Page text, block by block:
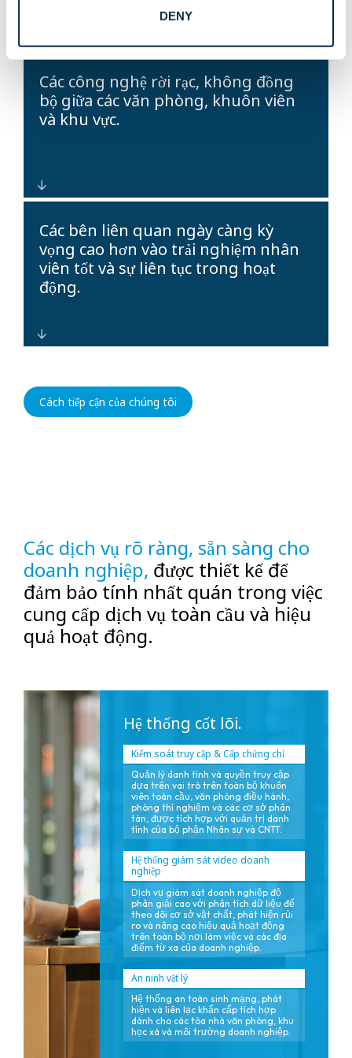
DENY
sàng cho kiểm toán.
Các mẫu thiết kế tiêu chuẩn hóa,
giám sát tập trung và mô hình triển
khai lặp lại giúp đảm bảo quy mô và
tính nhất quán toàn cầu đồng thời
Các công nghệ rời rạc, không đồng
bộ giữa các văn phòng, khuôn viên
và khu vực.
Các nền tảng kiến ​​trúc mở tích hợp
danh tính, quyền truy cập, video,
phát hiện xâm nhập và phân tích
vào một hệ sinh thái doanh nghiệp
duy nhất, tối ưu hóa tổng chi phí sở
Các bên liên quan ngày càng kỳ
vọng cao hơn vào trải nghiệm nhân
viên tốt và sự liên tục trong hoạt
động.
điện toán đám mây, giúp tăng cường
an toàn nơi làm việc, hỗ trợ làm việc
Cách tiếp cận của chúng tôi
Các dịch vụ rõ ràng, sẵn sàng cho
doanh nghiệp, được thiết kế để
đảm bảo tính nhất quán trong việc
cung cấp dịch vụ toàn cầu và hiệu
quả hoạt động.
Hệ thống cốt lõi.
Kiểm soát truy cập & Cấp chứng chỉ
Quản lý danh tính và quyền truy cập
dựa trên vai trò trên toàn bộ khuôn
viên toàn cầu, văn phòng điều hành,
phòng thí nghiệm và các cơ sở phân
tán, được tích hợp với quản trị danh
tính của bộ phận Nhân sự và CNTT.
Hệ thống giám sát video doanh
nghiệp
Dịch vụ giám sát doanh nghiệp độ
phân giải cao với phân tích dữ liệu để
theo dõi cơ sở vật chất, phát hiện rủi
ro và nâng cao hiệu quả hoạt động
trên toàn bộ nơi làm việc và các địa
điểm từ xa của doanh nghiệp.
An ninh vật lý
Hệ thống an toàn sinh mạng, phát
hiện và liên lạc khẩn cấp tích hợp
dành cho các tòa nhà văn phòng, khu
học xá và môi trường doanh nghiệp.